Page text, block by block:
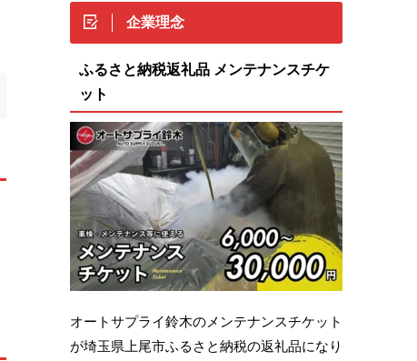
企業理念
ふるさと納税返礼品 メンテナンスチケ
ット
オートサプライ鈴木のメンテナンスチケット
が埼玉県上尾市ふるさと納税の返礼品になり